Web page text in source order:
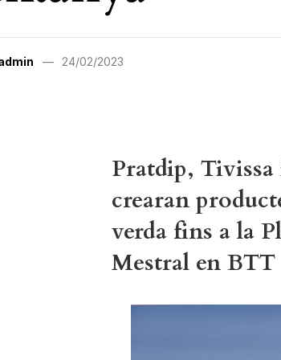
24/02/2023
Pratdip,
crearan
verda fins a la
Mestral en BTT